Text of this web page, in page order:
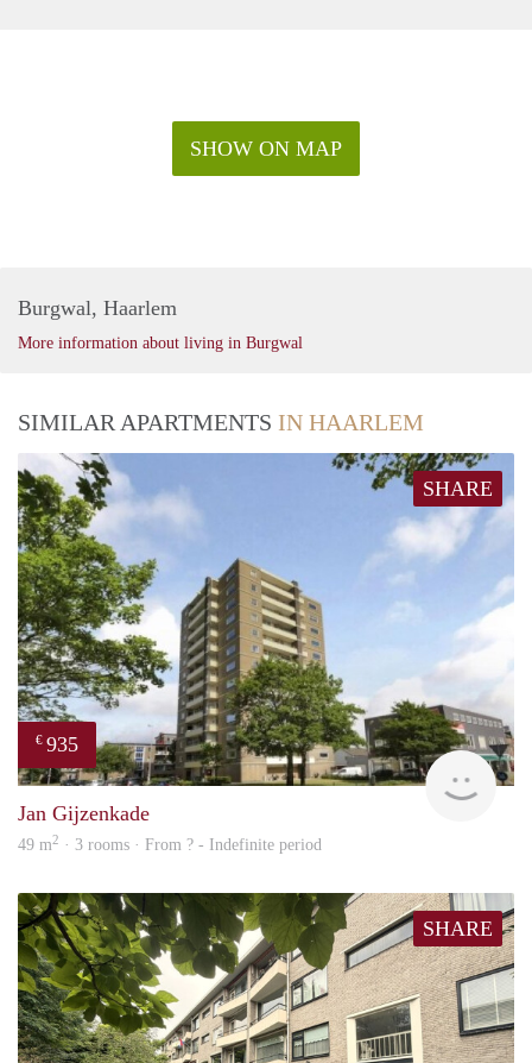
SHOW ON MAP
Burgwal, Haarlem
More information about living in Burgwal
SIMILAR APARTMENTS IN HAARLEM
SHARE
€ 935
rent
Jan Gijzenkade
49 m2 · 3 rooms · From ? - Indefinite period
SHARE